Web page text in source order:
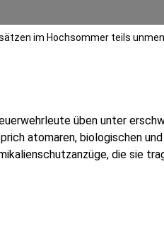
im Hochsommer teils
üben unter
atomaren, biologischen
die sie